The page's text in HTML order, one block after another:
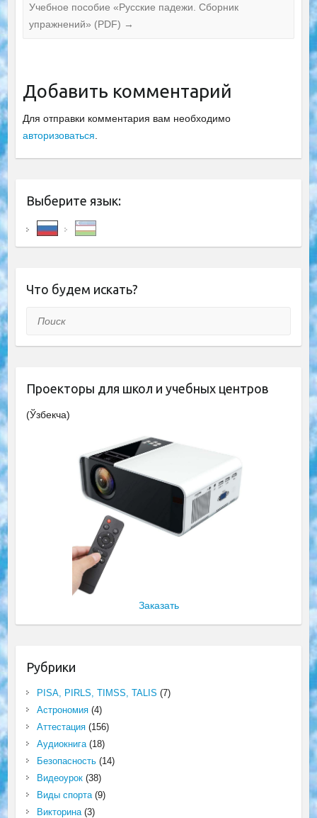
Учебное пособие «Русские падежи. Сборник
упражнений» (PDF) →
Добавить комментарий
Для отправки комментария вам необходимо
авторизоваться
Выберите язык:
Что будем искать?
Поиск
Проекторы для школ и учебных центров
(Ўзбекча)
Заказать
Рубрики
PISA, PIRLS, TIMSS, TALIS (7)
Астрономия(4)
Аттестация(156)
Аудиокнига(18)
Безопасность(14)
Видеоурок(38)
Виды спорта(9)
Викторина(3)